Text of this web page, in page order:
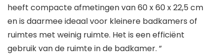
heeft compacte afmetingen van 60 x 60 x 22,5 cm
en is daarmee ideaal voor kleinere badkamers of
ruimtes met weinig ruimte. Het is een efficiënt
gebruik van de ruimte in de badkamer. ”